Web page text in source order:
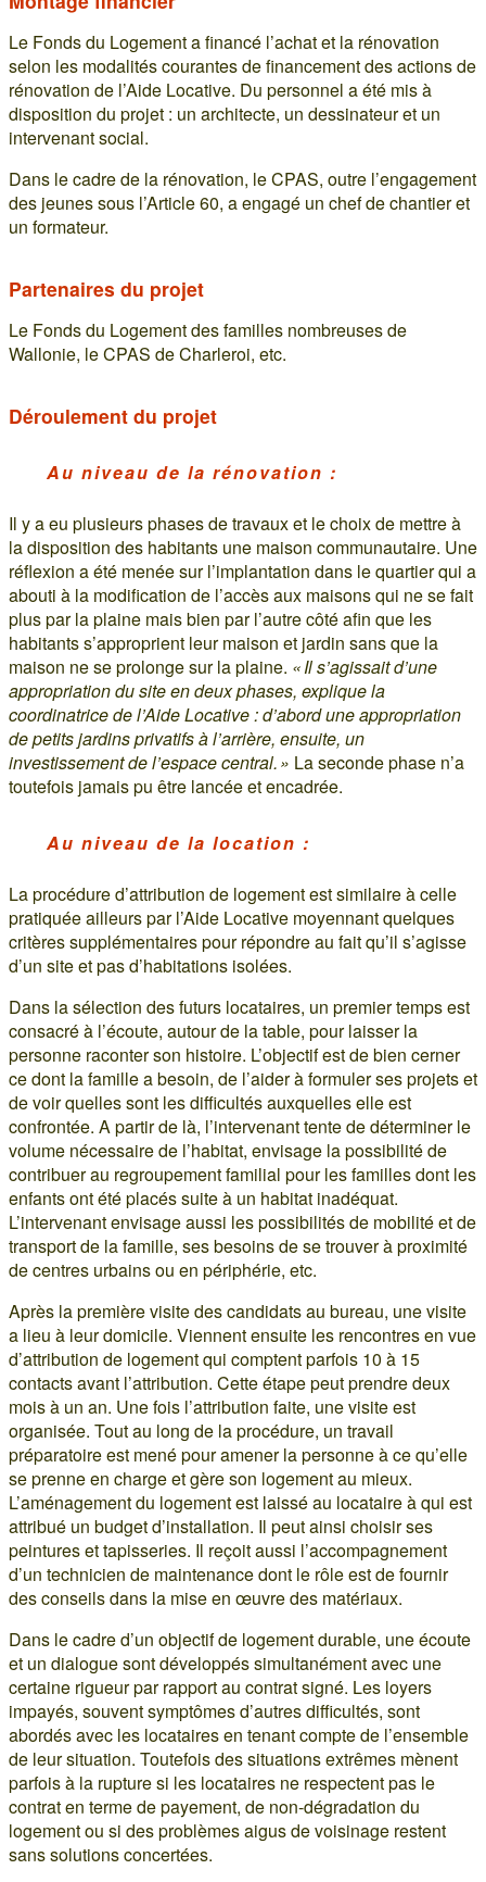
Le Fonds du Logement a financé l’achat et la rénovation
selon les modalités courantes de financement des actions de
rénovation de l’Aide Locative. Du personnel a été mis à
disposition du projet : un architecte, un dessinateur et un
intervenant social.
Dans le cadre de la rénovation, le CPAS, outre l’engagement
des jeunes sous l’Article 60, a engagé un chef de chantier et
un formateur.
Partenaires du projet
Le Fonds du Logement des familles nombreuses de
Wallonie, le CPAS de Charleroi, etc.
Déroulement du projet
Au niveau de la rénovation :
Il y a eu plusieurs phases de travaux et le choix de mettre à
la disposition des habitants une maison communautaire. Une
réflexion a été menée sur l’implantation dans le quartier qui a
abouti à la modification de l’accès aux maisons qui ne se fait
plus par la plaine mais bien par l’autre côté afin que les
habitants s’approprient leur maison et jardin sans que la
maison ne se prolonge sur la plaine. « Il s’agissait d’une
appropriation du site en deux phases, explique la
coordinatrice de l’Aide Locative : d’abord une appropriation
de petits jardins privatifs à l’arrière, ensuite, un
investissement de l’espace central. » La seconde phase n’a
toutefois jamais pu être lancée et encadrée.
Au niveau de la location :
La procédure d’attribution de logement est similaire à celle
pratiquée ailleurs par l’Aide Locative moyennant quelques
critères supplémentaires pour répondre au fait qu’il s’agisse
d’un site et pas d’habitations isolées.
Dans la sélection des futurs locataires, un premier temps est
consacré à l’écoute, autour de la table, pour laisser la
personne raconter son histoire. L’objectif est de bien cerner
ce dont la famille a besoin, de l’aider à formuler ses projets et
de voir quelles sont les difficultés auxquelles elle est
confrontée. A partir de là, l’intervenant tente de déterminer le
volume nécessaire de l’habitat, envisage la possibilité de
contribuer au regroupement familial pour les familles dont les
enfants ont été placés suite à un habitat inadéquat.
L’intervenant envisage aussi les possibilités de mobilité et de
transport de la famille, ses besoins de se trouver à proximité
de centres urbains ou en périphérie, etc.
Après la première visite des candidats au bureau, une visite
a lieu à leur domicile. Viennent ensuite les rencontres en vue
d’attribution de logement qui comptent parfois 10 à 15
contacts avant l’attribution. Cette étape peut prendre deux
mois à un an. Une fois l’attribution faite, une visite est
organisée. Tout au long de la procédure, un travail
préparatoire est mené pour amener la personne à ce qu’elle
se prenne en charge et gère son logement au mieux.
L’aménagement du logement est laissé au locataire à qui est
attribué un budget d’installation. Il peut ainsi choisir ses
peintures et tapisseries. Il reçoit aussi l’accompagnement
d’un technicien de maintenance dont le rôle est de fournir
des conseils dans la mise en œuvre des matériaux.
Dans le cadre d’un objectif de logement durable, une écoute
et un dialogue sont développés simultanément avec une
certaine rigueur par rapport au contrat signé. Les loyers
impayés, souvent symptômes d’autres difficultés, sont
abordés avec les locataires en tenant compte de l’ensemble
de leur situation. Toutefois des situations extrêmes mènent
parfois à la rupture si les locataires ne respectent pas le
contrat en terme de payement, de non-dégradation du
logement ou si des problèmes aigus de voisinage restent
sans solutions concertées.